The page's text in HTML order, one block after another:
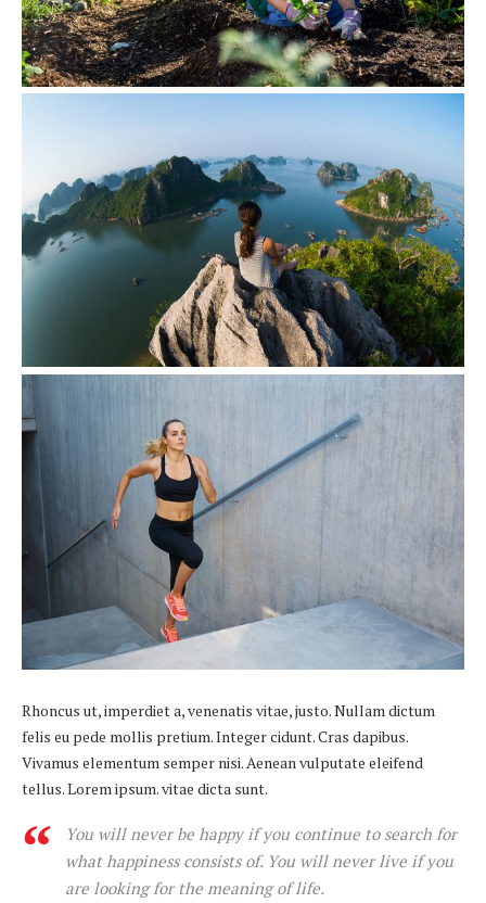
Rhoncus ut, imperdiet a, venenatis vitae, justo. Nullam dictum
felis eu pede mollis pretium. Integer cidunt. Cras dapibus.
Vivamus elementum semper nisi. Aenean vulputate eleifend
tellus. Lorem ipsum. vitae dicta sunt.
You will never be happy if you continue to search for
what happiness consists of. You will never live if you
are looking for the meaning of life.